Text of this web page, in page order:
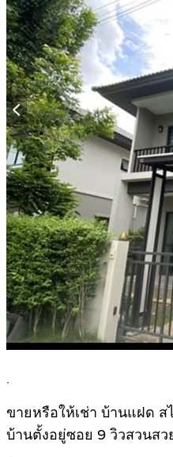
.
ขายหรือให้เช่า บ้านแฝด ส
บ้านตั้งอยู่ซอย 9 วิวสวนส